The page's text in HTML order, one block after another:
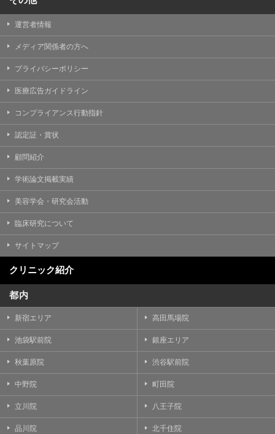
運営者情報
メディア関係者の方へ
プライバシーポリシー
医療広告ガイドライン
コンプライアンス行動指針
認定証・賞状
顧問紹介
学術論文掲載実績
美容学会・研究会活動
臨床研究について
サイトマップ
クリニック紹介
都内
新宿エリア 高田馬場院
池袋駅前院 銀座エリア
秋葉原院 渋谷駅前院
中野院 町田院
立川院 八王子院
品川院 北千住院